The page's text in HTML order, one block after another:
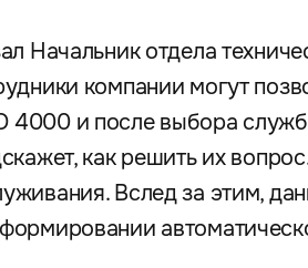
Начальник отдела
компании могут
и после выбора
как решить их
Вслед за этим,